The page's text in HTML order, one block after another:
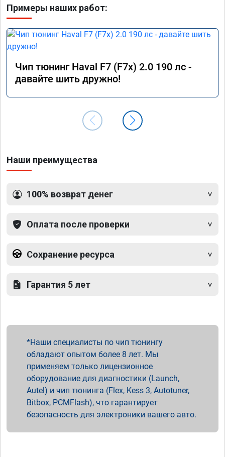
Примеры наших работ:
Чип тюнинг Haval F7 (F7x) 2.0 190 лс -
давайте шить дружно!
Наши преимущества
100% возврат денег
Оплата после проверки
Сохранение ресурса
Гарантия 5 лет
Наши специалисты по чип тюнингу
обладают опытом более 8 лет. Мы
применяем только лицензионное
оборудование для диагностики (Launch,
Autel) и чип тюнинга (Flex, Kess 3, Autotuner,
Bitbox, PCMFlash), что гарантирует
безопасность для электроники вашего авто.